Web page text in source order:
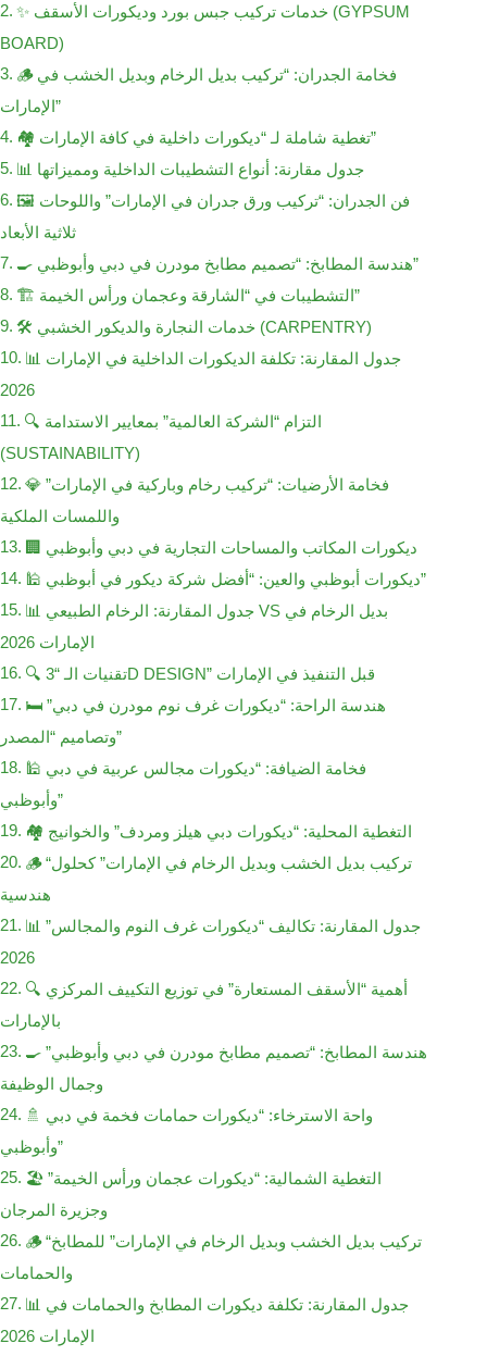
✨ خدمات تركيب جبس بورد وديكورات الأسقف (GYPSUM
BOARD)
🪵 فخامة الجدران: “تركيب بديل الرخام وبديل الخشب في
الإمارات”
🏘️ تغطية شاملة لـ “ديكورات داخلية في كافة الإمارات”
📊 جدول مقارنة: أنواع التشطيبات الداخلية ومميزاتها
🖼️ فن الجدران: “تركيب ورق جدران في الإمارات” واللوحات
ثلاثية الأبعاد
🍳 هندسة المطابخ: “تصميم مطابخ مودرن في دبي وأبوظبي”
🏗️ التشطيبات في “الشارقة وعجمان ورأس الخيمة”
🛠️ خدمات النجارة والديكور الخشبي (CARPENTRY)
📊 جدول المقارنة: تكلفة الديكورات الداخلية في الإمارات
2026
🔍 التزام “الشركة العالمية” بمعايير الاستدامة
(SUSTAINABILITY)
💎 فخامة الأرضيات: “تركيب رخام وباركية في الإمارات”
واللمسات الملكية
🏢 ديكورات المكاتب والمساحات التجارية في دبي وأبوظبي
🕌 ديكورات أبوظبي والعين: “أفضل شركة ديكور في أبوظبي”
📊 جدول المقارنة: الرخام الطبيعي VS بديل الرخام في
الإمارات 2026
🔍 تقنيات الـ “3D DESIGN” قبل التنفيذ في الإمارات
🛏️ هندسة الراحة: “ديكورات غرف نوم مودرن في دبي”
وتصاميم “المصدر”
🕌 فخامة الضيافة: “ديكورات مجالس عربية في دبي
وأبوظبي”
🏘️ التغطية المحلية: “ديكورات دبي هيلز ومردف” والخوانيج
🪵 “تركيب بديل الخشب وبديل الرخام في الإمارات” كحلول
هندسية
📊 جدول المقارنة: تكاليف “ديكورات غرف النوم والمجالس”
2026
🔍 أهمية “الأسقف المستعارة” في توزيع التكييف المركزي
بالإمارات
🍳 هندسة المطابخ: “تصميم مطابخ مودرن في دبي وأبوظبي”
وجمال الوظيفة
🚿 واحة الاسترخاء: “ديكورات حمامات فخمة في دبي
وأبوظبي”
🏖️ التغطية الشمالية: “ديكورات عجمان ورأس الخيمة”
وجزيرة المرجان
🪵 “تركيب بديل الخشب وبديل الرخام في الإمارات” للمطابخ
والحمامات
📊 جدول المقارنة: تكلفة ديكورات المطابخ والحمامات في
الإمارات 2026